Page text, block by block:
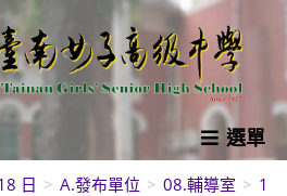
選單
日 > A.發布單位 > 08.輔導室 >